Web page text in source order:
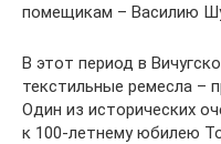
помещикам – Василию
В этот период в
текстильные ремесла –
Один из исторических
к 100-летнему юбилею